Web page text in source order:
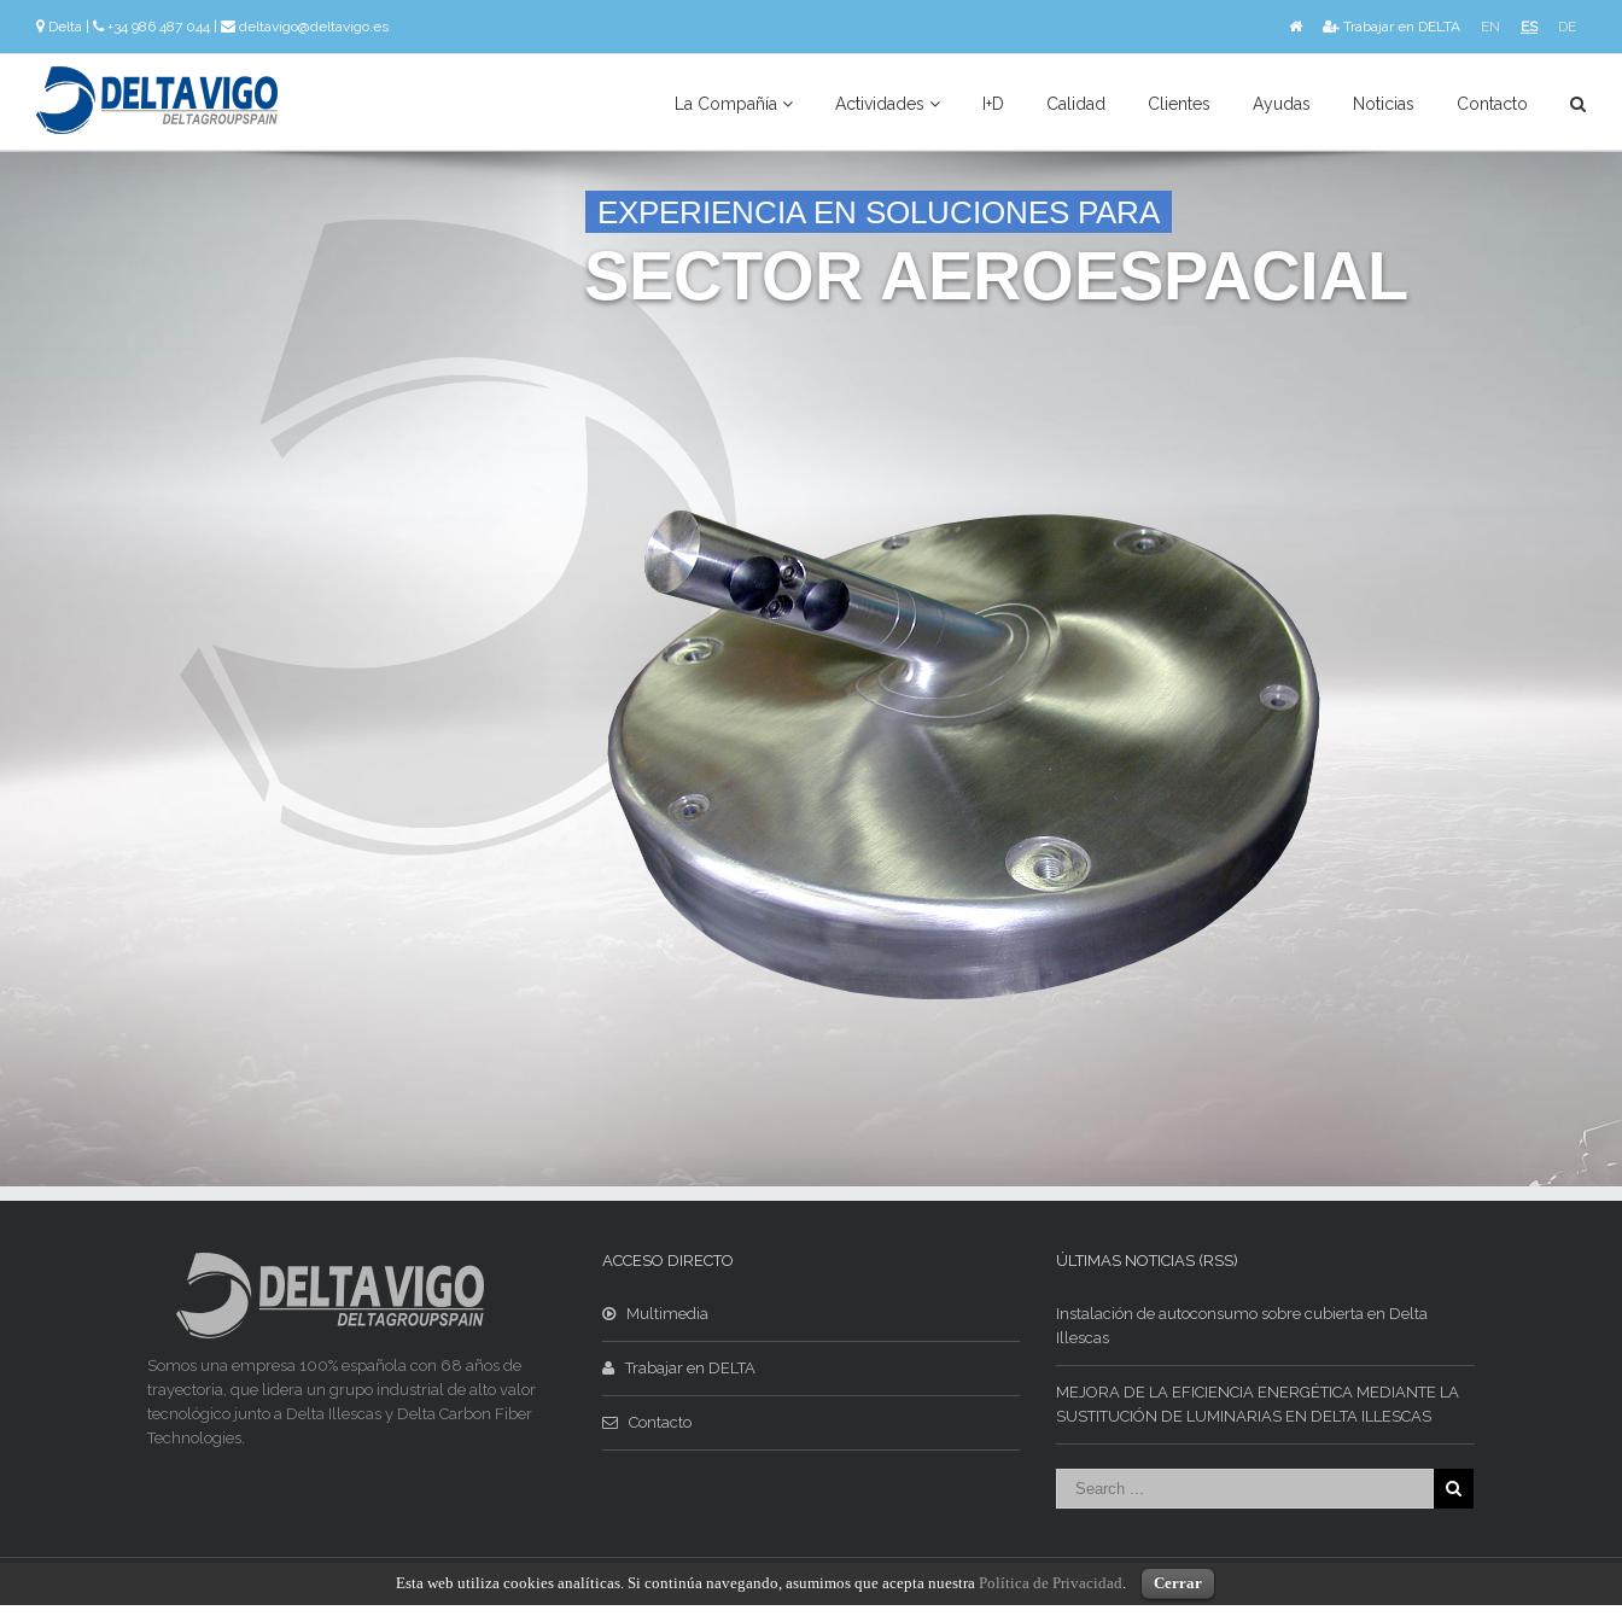
Delta +34 986 487 044 | deltavigo@deltavigo.es Trabajar en DELTA EN ES DE
La Compañía Actividades I+D Calidad Clientes Ayudas Noticias Contacto
EXPERIENCIA EN SOLUCIONES PARA
SECTOR AEROESPACIAL
Somos una empresa 100% española con 68 años de
trayectoria, que lidera un grupo industrial de alto valor
tecnológico junto a Delta Illescas y Delta Carbon Fiber
Technologies.
ACCESO DIRECTO
Multimedia
Trabajar en DELTA
Contacto
ÚLTIMAS NOTICIAS (RSS)
Instalación de autoconsumo sobre cubierta en Delta
Illescas
MEJORA DE LA EFICIENCIA ENERGÉTICA MEDIANTE LA
SUSTITUCIÓN DE LUMINARIAS EN DELTA ILLESCAS
© Industrias Delta Vigo S.L. - 2015. Todos los derechos reservados.Aviso Legal -Política de Privacidad
Esta web utiliza cookies analíticas. Si continúa navegando, asumimos que acepta nuestra Política de Privacidad. Cerrar